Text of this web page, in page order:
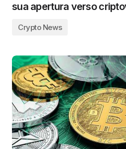
sua apertura verso
Crypto News